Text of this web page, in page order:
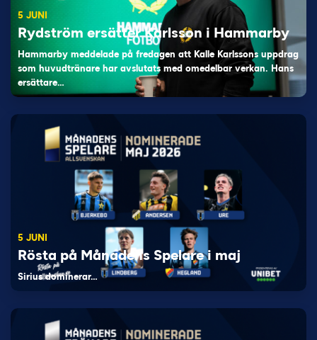
5 JUNI
Rydström ersätter Karlsson i Hammarby
Hammarby meddelade på fredagen att Kalle Karlssons uppdrag
som huvudtränare har avslutats med omedelbar verkan. Hans
ersättare…
5 JUNI
Rösta på Månadens Spelare i maj
Sirius dominerar…